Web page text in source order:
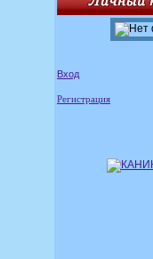
Вход
Регистрация